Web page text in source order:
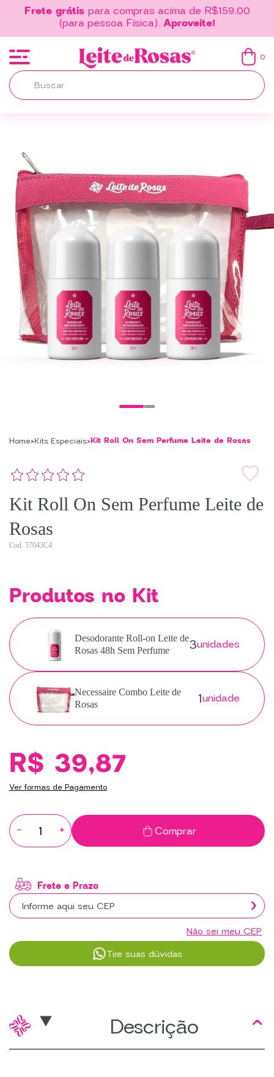
Frete grátispara compras acima de R$159,00
(para pessoa Física).Aproveite!
0
Home Kits Especiais Kit Roll On Sem Perfume Leite de Rosas
Kit Roll On Sem Perfume Leite de
Rosas
57043C4
Produtos no Kit
Desodorante Roll-on Leite de
Rosas 48h Sem Perfume
3unidades
Necessaire Combo Leite de
Rosas
1unidade
R$ 39,87
Ver formas de Pagamento
- + Comprar
Não sei meu CEP
Tire suas dúvidas
Descrição